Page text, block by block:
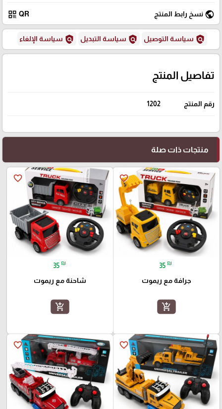
public نسخ رابط المنتج QR
qr_code
policy سياسة التوصيل policy سياسة التبديل policy سياسة الإلغاء
تفاصيل المنتج
رقم المنتج 1202
منتجات ذات صلة
favorite_border
35 ₪
جرافة مع ريموت
add_shopping_cart
favorite_border
35 ₪
شاحنة مع ريموت
add_shopping_cart
favorite_border
favorite_border